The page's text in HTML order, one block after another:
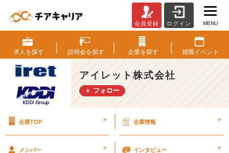
★
C
h
e
r
e
会員登録 ログイン MENU
求人を探す 説明会を探す 企業を探す 就職イベント
アイレット株式会社
＋ フォロー
企業TOP > 企業情報 >
メンバー > インタビュー >